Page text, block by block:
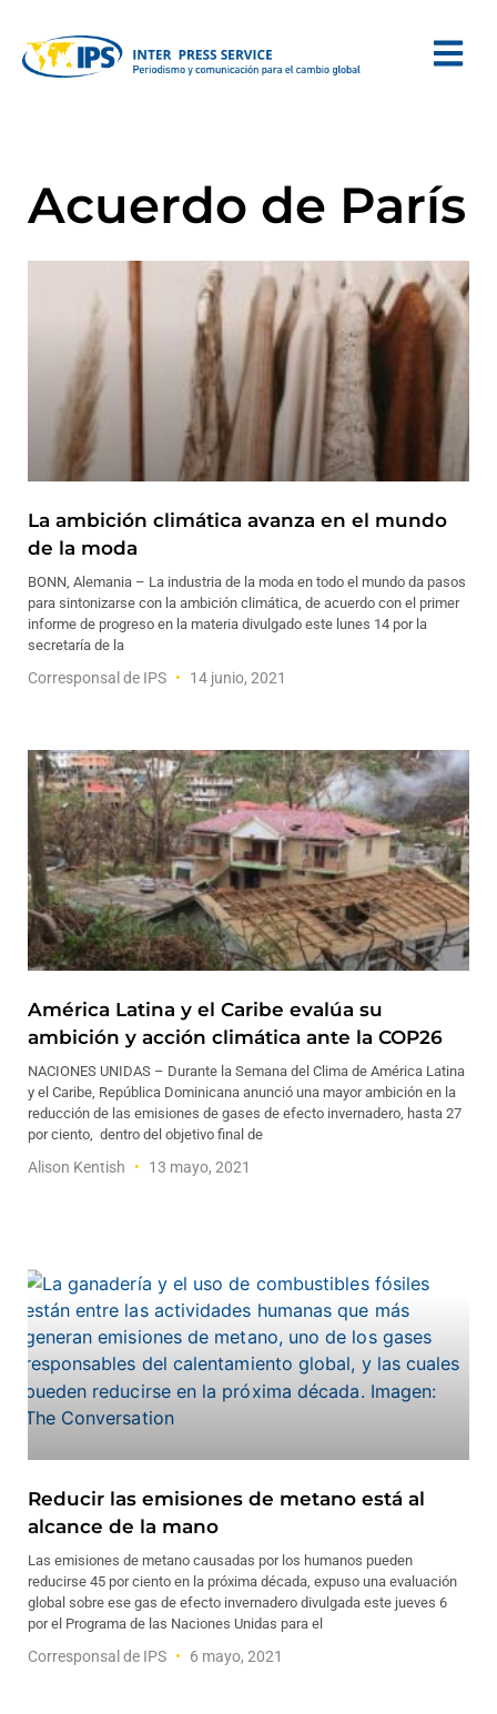
Acuerdo de París
La ambición climática avanza en el mundo
de la moda
BONN, Alemania – La industria de la moda en todo el mundo da pasos
para sintonizarse con la ambición climática, de acuerdo con el primer
informe de progreso en la materia divulgado este lunes 14 por la
secretaría de la
Corresponsal de IPS 14 junio, 2021
América Latina y el Caribe evalúa su
ambición y acción climática ante la COP26
NACIONES UNIDAS – Durante la Semana del Clima de América Latina
y el Caribe, República Dominicana anunció una mayor ambición en la
reducción de las emisiones de gases de efecto invernadero, hasta 27
por ciento, dentro del objetivo final de
Alison Kentish 13 mayo, 2021
Reducir las emisiones de metano está al
alcance de la mano
Las emisiones de metano causadas por los humanos pueden
reducirse 45 por ciento en la próxima década, expuso una evaluación
global sobre ese gas de efecto invernadero divulgada este jueves 6
por el Programa de las Naciones Unidas para el
Corresponsal de IPS 6 mayo, 2021